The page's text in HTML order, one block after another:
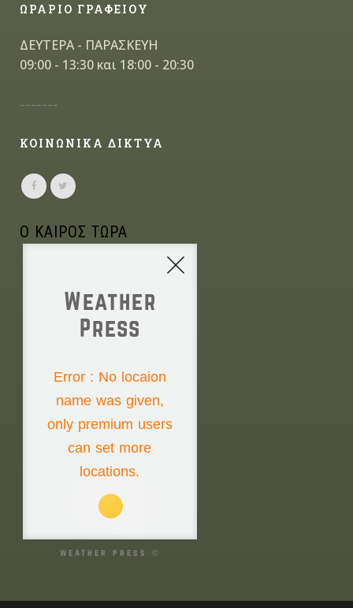
ΩΡΑΡΙΟ ΓΡΑΦΕΙΟΥ
ΔΕΥΤΕΡΑ - ΠΑΡΑΣΚΕΥΗ
09:00 - 13:30 και 18:00 - 20:30
-------
ΚΟΙΝΩΝΙΚΑ ΔΙΚΤΥΑ
Ο ΚΑΙΡΟΣ ΤΩΡΑ
Weather
Press
Error : No locaion
name was given,
only premium users
can set more
locations.
Thursday the 6th
00°
weather press ©